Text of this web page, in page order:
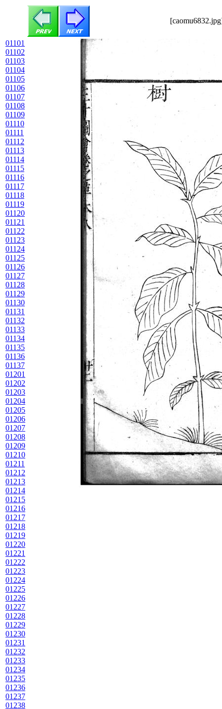
01101
01102
01103
01104
01105
01106
01107
01108
01109
01110
01111
01112
01113
01114
01115
01116
01117
01118
01119
01120
01121
01122
01123
01124
01125
01126
01127
01128
01129
01130
01131
01132
01133
01134
01135
01136
01137
01201
01202
01203
01204
01205
01206
01207
01208
01209
01210
01211
01212
01213
01214
01215
01216
01217
01218
01219
01220
01221
01222
01223
01224
01225
01226
01227
01228
01229
01230
01231
01232
01233
01234
01235
01236
01237
01238